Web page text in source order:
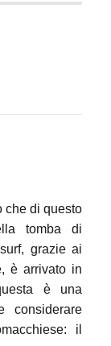
che di questo
tomba di
grazie ai
è arrivato in
è una
considerare
il